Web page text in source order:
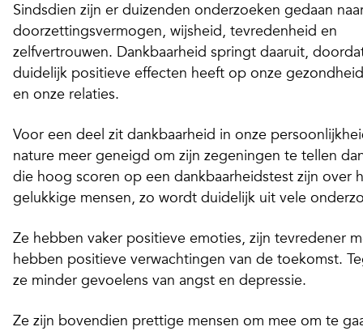
Sindsdien zijn er duizenden onderzoeken gedaan
doorzettingsvermogen, wijsheid, tevredenheid en
zelfvertrouwen. Dankbaarheid springt daaruit,
duidelijk positieve effecten heeft op onze
en onze relaties.
Voor een deel zit dankbaarheid in onze
nature meer geneigd om zijn zegeningen te tellen
die hoog scoren op een dankbaarheidstest zijn over
gelukkige mensen, zo wordt duidelijk uit vele
Ze hebben vaker positieve emoties, zijn tevredener
hebben positieve verwachtingen van de toekomst.
ze minder gevoelens van angst en depressie.
Ze zijn bovendien prettige mensen om mee om te